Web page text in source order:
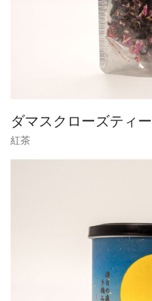
ダマスクローズティー
紅茶